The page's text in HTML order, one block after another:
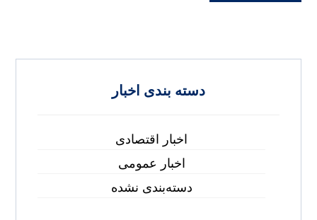
دسته بندی اخبار
اخبار اقتصادی
اخبار عمومی
دسته‌بندی نشده